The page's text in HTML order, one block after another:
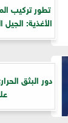
تطور تركيب
الأغذية:
دور البثق